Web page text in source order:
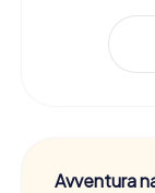
Avventura